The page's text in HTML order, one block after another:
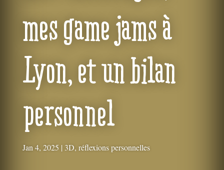
mes game jams à
Lyon, et un bilan
personnel
Jan 4, 2025 | 3D, réflexions personnelles